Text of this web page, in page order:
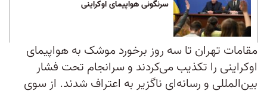
سرنگونی هواپیمای اوکراینی
مقامات تهران تا سه روز برخورد موشک به هواپیمای
اوکراینی را تکذیب می‌کردند و سرانجام تحت فشار
بین‌المللی و رسانه‌ای ناگزیر به اعتراف شدند. از سوی